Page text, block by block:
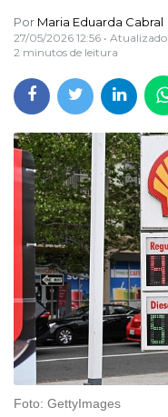
Por Maria Eduarda Cabral
27/05/2026 12:56 • Atualizado
2 minutos de leitura
Foto: GettyImages